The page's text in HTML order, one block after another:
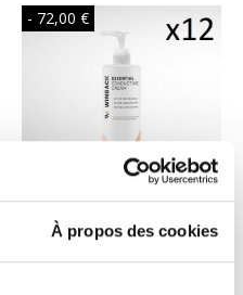
À propos des cookies
- 72,00 €